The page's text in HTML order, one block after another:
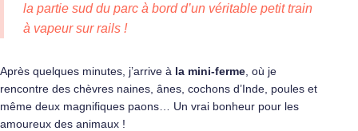
la partie sud du parc à bord d’un véritable petit train
à vapeur sur rails !
Après quelques minutes, j’arrive à la mini-ferme , où je
rencontre des chèvres naines, ânes, cochons d’Inde, poules et
même deux magnifiques paons… Un vrai bonheur pour les
amoureux des animaux !